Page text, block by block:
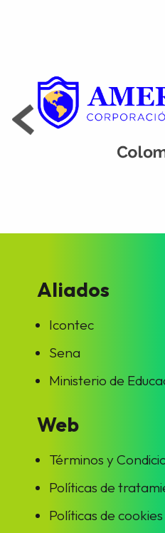
Aliados
Icontec
Sena
Ministerio de
Web
Términos y
Políticas de
Políticas de cookies